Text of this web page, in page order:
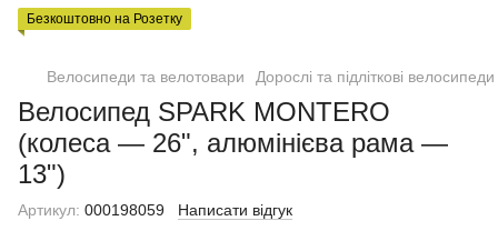
Безкоштовно на Розетку
Велосипеди та велотовари Дорослі та підліткові велосипеди
Велосипед SPARK MONTERO
(колеса — 26", алюмінієва рама —
13")
Артикул: 000198059 Написати відгук